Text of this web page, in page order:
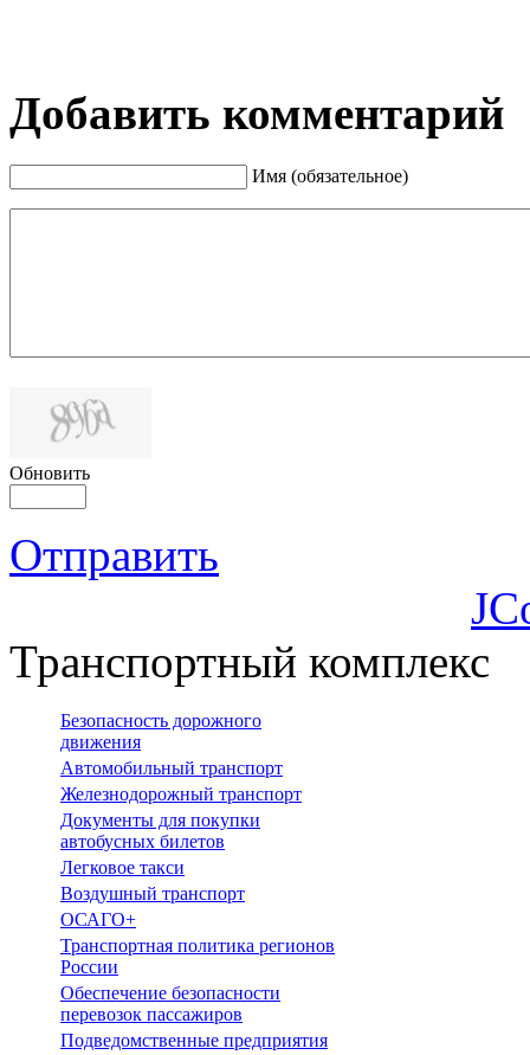
Добавить комментарий
Имя (обязательное)
Обновить
Отправить
Транспортный комплекс
Безопасность дорожного
движения
Автомобильный транспорт
Железнодорожный транспорт
Документы для покупки
автобусных билетов
Легковое такси
Воздушный транспорт
ОСАГО+
Транспортная политика регионов
России
Обеспечение безопасности
перевозок пассажиров
Подведомственные предприятия